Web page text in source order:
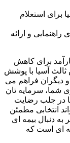
برای استعلام
و ارائه
برای کاهش
آسیا با پوشش
دیگران فراهم می
شما، سرمایه تان
در جلب رضایت
انتخابی مطمئن
به دنبال بیمه ای
ای است که